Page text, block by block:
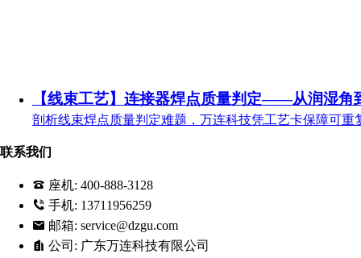
【线束工艺】连接器焊点质量判定——从润湿角
剖析线束焊点质量判定难题，万连科技凭工艺卡保障可重
联系我们
座机: 400-888-3128
手机: 13711956259
邮箱: service@dzgu.com
公司: 广东万连科技有限公司